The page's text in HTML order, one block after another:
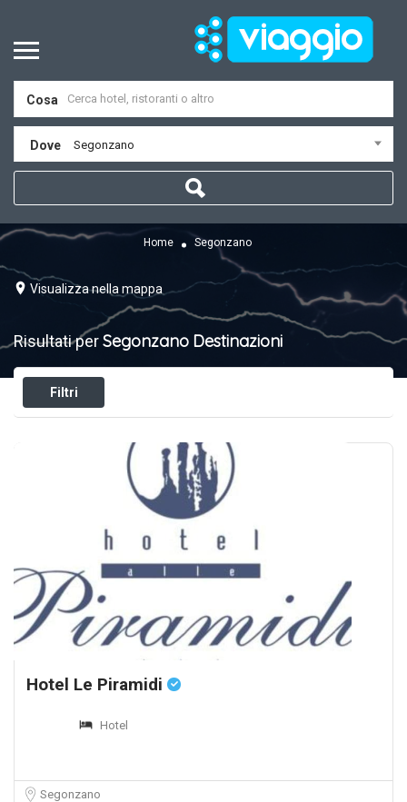
Cosa
Dove Segonzano
Home Segonzano
Visualizza nella mappa
Risultati perSegonzano Destinazioni
Filtri
Hotel Le Piramidi
Hotel
Segonzano